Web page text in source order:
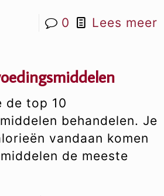
0 Lees meer
de top 10
behandelen. Je
vandaan komen
de meeste